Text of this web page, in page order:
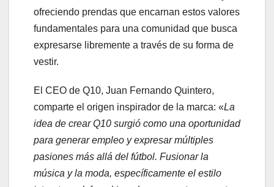
ofreciendo prendas que encarnan estos valores
fundamentales para una comunidad que busca
expresarse libremente a través de su forma de
vestir.
El CEO de Q10, Juan Fernando Quintero,
comparte el origen inspirador de la marca: «La
idea de crear Q10 surgió como una oportunidad
para generar empleo y expresar múltiples
pasiones más allá del fútbol. Fusionar la
música y la moda, específicamente el estilo